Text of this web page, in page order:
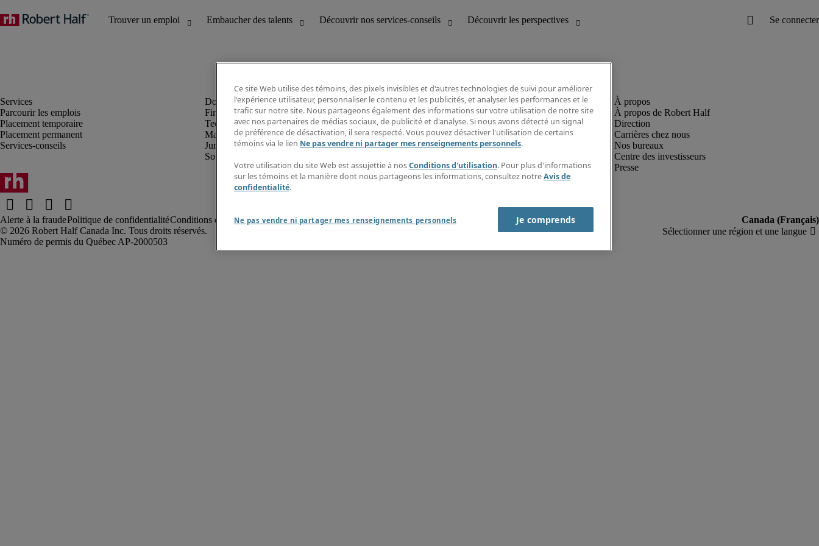
Parcourir les emplois
Placement temporaire
Placement permanent
Services-conseils
Finance et comptabilité
Technologie
Marketing et création
Juridique
Soutien administratif et à la clientèle
Découvrir les perspectives
Répertoire d’emplois
Guide salarial
Rapports de temps
Contactez-nous
À propos de Robert Half
Direction
Carrières chez nous
Nos bureaux
Centre des investisseurs
Presse
Alerte à la fraudePolitique de confidentialitéConditions d’utilisation Rapport sur l'esclavage moderne
Robert Half Canada Inc. Tous droits réservés.
Ce site Web utilise des témoins, des pixels invisibles et d'autres technologies de suivi pour améliorer
l'expérience utilisateur, personnaliser le contenu et les publicités, et analyser les performances et le
trafic sur notre site. Nous partageons également des informations sur votre utilisation de notre site
avec nos partenaires de médias sociaux, de publicité et d'analyse. Si nous avons détecté un signal
de préférence de désactivation, il sera respecté. Vous pouvez désactiver l'utilisation de certains
témoins via le lien Ne pas vendre ni partager mes renseignements personnels.
Votre utilisation du site Web est assujettie à nosConditions d'utilisation. Pour plus d'informations
sur les témoins et la manière dont nous partageons les informations, consultez notreAvis de
confidentialité.
Ne pas vendre ni partager mes renseignements personnels Je comprends